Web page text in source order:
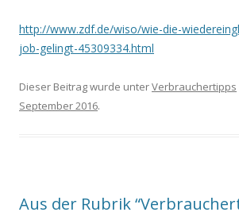
http://www.zdf.de/wiso/wie-die-
job-gelingt-45309334.html
Dieser Beitrag wurde unterVerbrauchertipps
September 2016.
Aus der Rubrik